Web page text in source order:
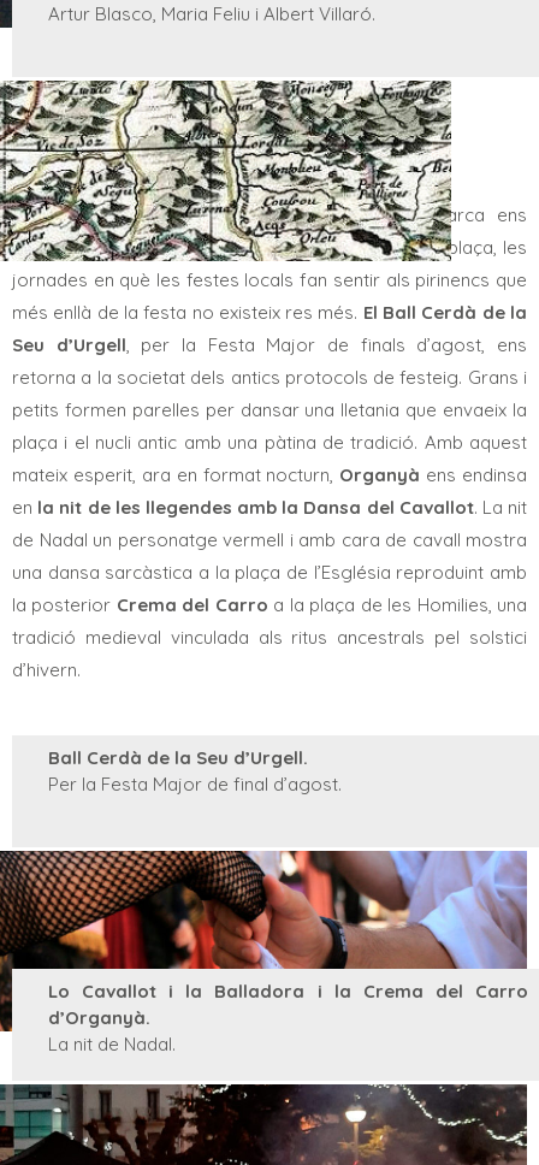
Artur Blasco, Maria Feliu i Albert Villaró.
El viatge pelPatrimoni Immaterialde la comarca ens
convida també a descobrir els dies grans de cada plaça, les
jornades en què les festes locals fan sentir als pirinencs que
més enllà de la festa no existeix res més. El Ball Cerdà de la
Seu d’Urgell, per la Festa Major de finals d’agost, ens
retorna a la societat dels antics protocols de festeig. Grans i
petits formen parelles per dansar una lletania que envaeix la
plaça i el nucli antic amb una pàtina de tradició. Amb aquest
mateix esperit, ara en format nocturn, Organyà ens endinsa
en la nit de les llegendes amb la Dansa del Cavallot. La nit
de Nadal un personatge vermell i amb cara de cavall mostra
una dansa sarcàstica a la plaça de l’Església reproduint amb
la posterior Crema del Carro a la plaça de les Homilies, una
tradició medieval vinculada als ritus ancestrals pel solstici
d’hivern.
Ball Cerdà de la Seu d’Urgell.
Per la Festa Major de final d’agost.
Lo Cavallot i la Balladora i la Crema del Carro
d’Organyà.
La nit de Nadal.